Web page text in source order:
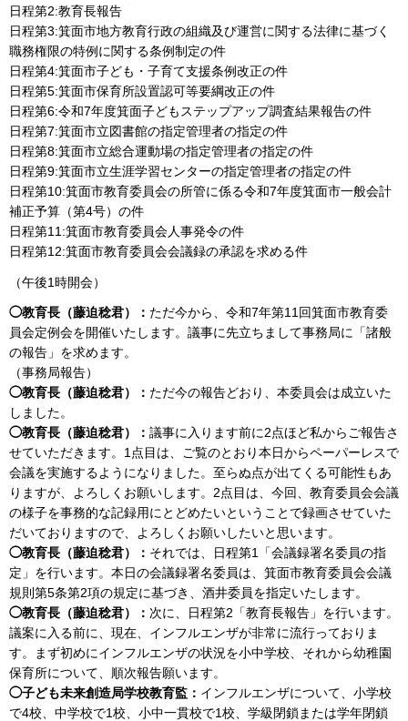
日程第2:教育長報告
日程第3:箕面市地方教育行政の組織及び運営に関する法律に基づく
職務権限の特例に関する条例制定の件
日程第4:箕面市子ども・子育て支援条例改正の件
日程第5:箕面市保育所設置認可等要綱改正の件
日程第6:令和7年度箕面子どもステップアップ調査結果報告の件
日程第7:箕面市立図書館の指定管理者の指定の件
日程第8:箕面市立総合運動場の指定管理者の指定の件
日程第9:箕面市立生涯学習センターの指定管理者の指定の件
日程第10:箕面市教育委員会の所管に係る令和7年度箕面市一般会計
補正予算（第4号）の件
日程第11:箕面市教育委員会人事発令の件
日程第12:箕面市教育委員会会議録の承認を求める件
（午後1時開会）
◯教育長（藤迫稔君）： ただ今から、令和7年第11回箕面市教育委
員会定例会を開催いたします。議事に先立ちまして事務局に「諸般
の報告」を求めます。
（事務局報告）
◯教育長（藤迫稔君）： ただ今の報告どおり、本委員会は成立いた
しました。
◯教育長（藤迫稔君）： 議事に入ります前に2点ほど私からご報告さ
せていただきます。1点目は、ご覧のとおり本日からペーパーレスで
会議を実施するようになりました。至らぬ点が出てくる可能性もあ
りますが、よろしくお願いします。2点目は、今回、教育委員会会議
の様子を事務的な記録用にとどめたいということで録画させていた
だいておりますので、よろしくお願いしたいと思います。
◯教育長（藤迫稔君）： それでは、日程第1「会議録署名委員の指
定」を行います。本日の会議録署名委員は、箕面市教育委員会会議
規則第5条第2項の規定に基づき、酒井委員を指定いたします。
◯教育長（藤迫稔君）： 次に、日程第2「教育長報告」を行います。
議案に入る前に、現在、インフルエンザが非常に流行っておりま
す。まず初めにインフルエンザの状況を小中学校、それから幼稚園
保育所について、順次報告願います。
◯子ども未来創造局学校教育監： インフルエンザについて、小学校
で4校、中学校で1校、小中一貫校で1校、学級閉鎖または学年閉鎖